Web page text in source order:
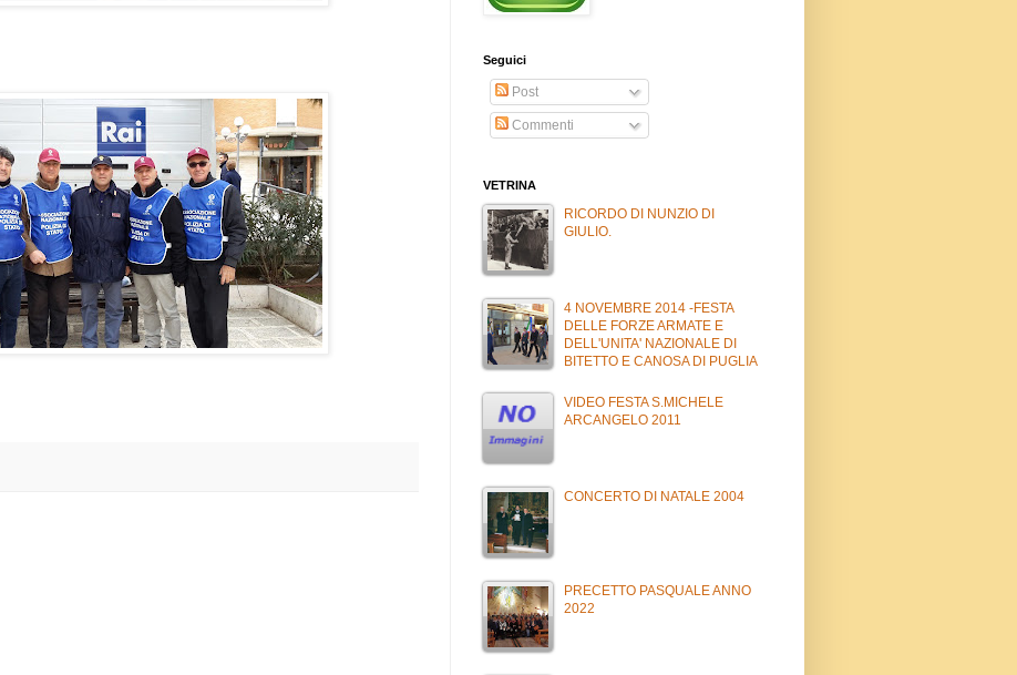
Seguici
Post
Commenti
VETRINA
RICORDO DI NUNZIO DI
GIULIO.
4 NOVEMBRE 2014 -FESTA
DELLE FORZE ARMATE E
DELL'UNITA' NAZIONALE DI
BITETTO E CANOSA DI PUGLIA
VIDEO FESTA S.MICHELE
ARCANGELO 2011
CONCERTO DI NATALE 2004
PRECETTO PASQUALE ANNO
2022